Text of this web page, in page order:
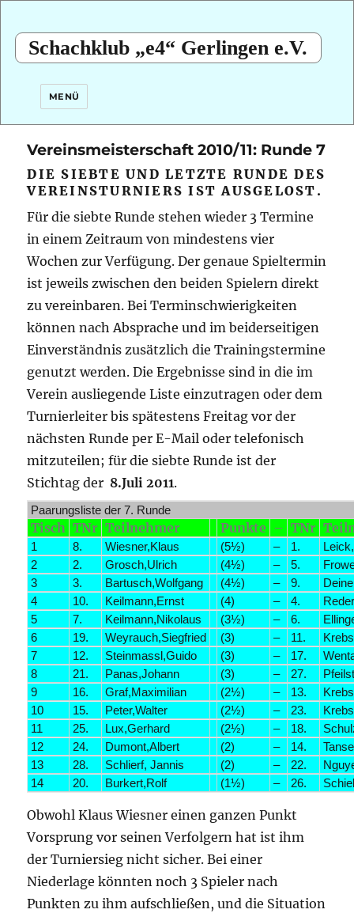
Schachklub „e4“ Gerlingen e.V.
MENÜ
Vereinsmeisterschaft 2010/11: Runde 7
DIE SIEBTE UND LETZTE RUNDE DES
VEREINSTURNIERS IST AUSGELOST.
Für die siebte Runde stehen wieder 3 Termine
in einem Zeitraum von mindestens vier
Wochen zur Verfügung. Der genaue Spieltermin
ist jeweils zwischen den beiden Spielern direkt
zu vereinbaren. Bei Terminschwierigkeiten
können nach Absprache und im beiderseitigen
Einverständnis zusätzlich die Trainingstermine
genutzt werden. Die Ergebnisse sind in die im
Verein ausliegende Liste einzutragen oder dem
Turnierleiter bis spätestens Freitag vor der
nächsten Runde per E-Mail oder telefonisch
mitzuteilen; für die siebte Runde ist der
Stichtag der 8.Juli 2011.
Paarungsliste der 7. Runde
Tisch TNr Teilnehmer Punkte – TNr
1 8. Wiesner,Klaus (5½) – 1.
2
2. Grosch,Ulrich (4½) – 5.
3
3. Bartusch,Wolfgang (4½) – 9.
4
10. Keilmann,Ernst (4) – 4.
5
7. Keilmann,Nikolaus (3½) – 6.
6
19. Weyrauch,Siegfried (3) – 11.
7
12. Steinmassl,Guido (3) – 17.
8
21. Panas,Johann (3) – 27.
9
16. Graf,Maximilian (2½) – 13.
10
15. Peter,Walter (2½) – 23.
11
25. Lux,Gerhard (2½) – 18.
12
24. Dumont,Albert (2) – 14.
13
28. Schlierf, Jannis (2) – 22.
14
20. Burkert,Rolf (1½) – 26.
Obwohl Klaus Wiesner einen ganzen Punkt
Vorsprung vor seinen Verfolgern hat ist ihm
der Turniersieg nicht sicher. Bei einer
Niederlage könnten noch 3 Spieler nach
Punkten zu ihm aufschließen, und die Situation